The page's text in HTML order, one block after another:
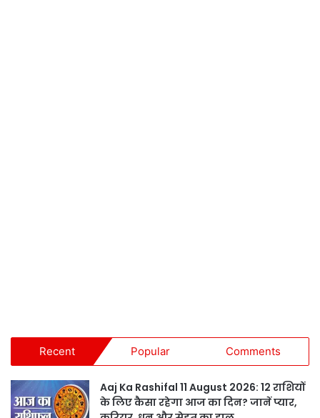
Recent Popular Comments
Aaj Ka Rashifal 11 August 2026: 12 राशियों
के लिए कैसा रहेगा आज का दिन? जानें प्यार,